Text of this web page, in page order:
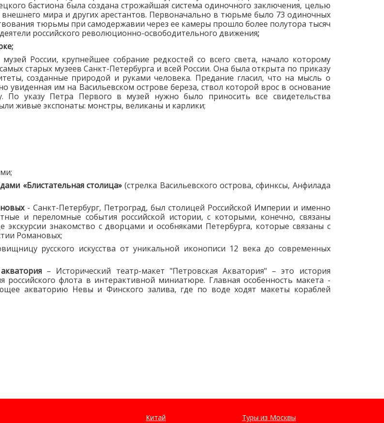
бастиона была создана строжайшая система одиночного заключения, целью
мира и других арестантов. Первоначально в тюрьме было 73 одиночных
тюрьмы при самодержавии через ее камеры прошло более полутора тысяч
российского революционно-освободительного движения;
России, крупнейшее собрание редкостей со всего света, начало которому
старых музеев Санкт-Петербурга и всей России. Она была открыта по приказу
созданные природой и руками человека. Предание гласил, что на мысль о
увиденная им на Васильевском острове береза, ствол которой врос в основание
По указу Петра Первого в музей нужно было приносить все свидетельства
живые экспонаты: монстры, великаны и карлики;
«Блистательная столица»(стрелка Васильевского острова, сфинксы, Анфилада
- Санкт-Петербург, Петроград, был столицей Российской Империи и именно
и переломные события российской истории, с которыми, конечно, связаны
знакомство с дворцами и особняками Петербурга, которые связаны с
Романовых;
русского искусства от уникальной иконописи 12 века до современных
– Исторический театр-макет "Петровская Акватория" – это история
флота в интерактивной миниатюре. Главная особенность макета -
акваторию Невы и Финского залива, где по воде ходят макеты кораблей
Китай Туры из Москвы